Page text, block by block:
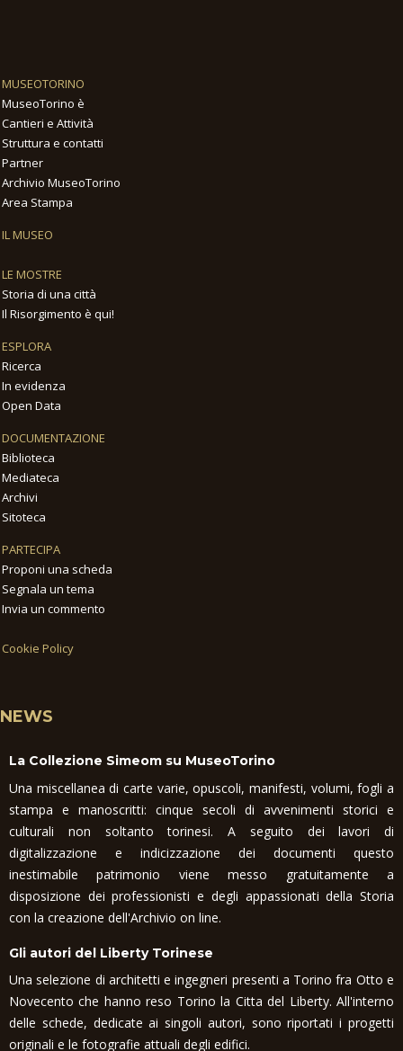
MUSEOTORINO
MuseoTorino è
Cantieri e Attività
Struttura e contatti
Partner
Archivio MuseoTorino
Area Stampa
IL MUSEO
LE MOSTRE
Storia di una città
Il Risorgimento è qui!
ESPLORA
Ricerca
In evidenza
Open Data
DOCUMENTAZIONE
Biblioteca
Mediateca
Archivi
Sitoteca
PARTECIPA
Proponi una scheda
Segnala un tema
Invia un commento
Cookie Policy
NEWS
La Collezione Simeom su MuseoTorino
Una miscellanea di carte varie, opuscoli, manifesti, volumi, fogli a
stampa e manoscritti: cinque secoli di avvenimenti storici e
culturali non soltanto torinesi. A seguito dei lavori di
digitalizzazione e indicizzazione dei documenti questo
inestimabile patrimonio viene messo gratuitamente a
disposizione dei professionisti e degli appassionati della Storia
con la creazione dell'Archivio on line.
Gli autori del Liberty Torinese
Una selezione di architetti e ingegneri presenti a Torino fra Otto e
Novecento che hanno reso Torino la Citta del Liberty. All'interno
delle schede, dedicate ai singoli autori, sono riportati i progetti
originali e le fotografie attuali degli edifici.